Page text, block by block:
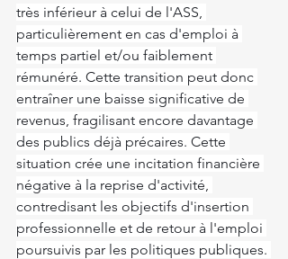
très inférieur à celui de l'ASS,
particulièrement en cas d'emploi à
temps partiel et/ou faiblement
rémunéré. Cette transition peut donc
entraîner une baisse significative de
revenus, fragilisant encore davantage
des publics déjà précaires. Cette
situation crée une incitation financière
négative à la reprise d'activité,
contredisant les objectifs d'insertion
professionnelle et de retour à l'emploi
poursuivis par les politiques publiques.